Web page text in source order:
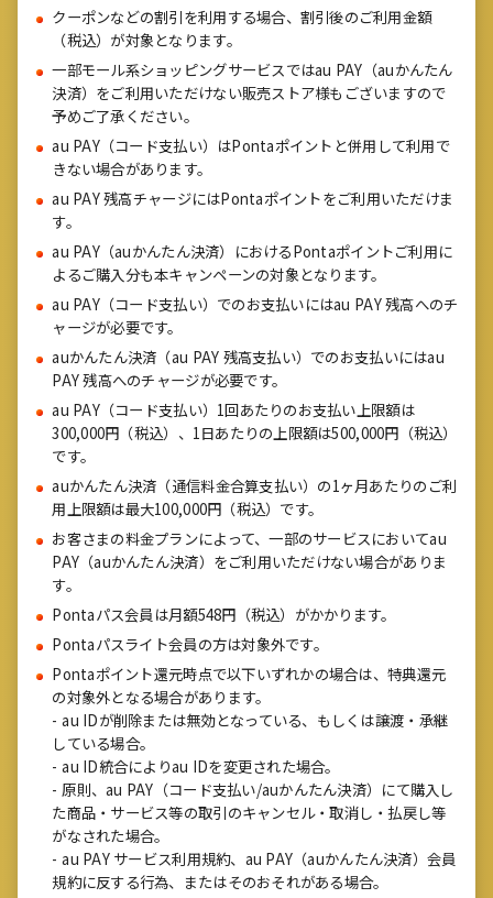
クーポンなどの割引を利用する場合、割引後のご利用金額
（税込）が対象となります。
一部モール系ショッピングサービスではau PAY（auかんたん
決済）をご利用いただけない販売ストア様もございますので
予めご了承ください。
au PAY（コード支払い）はPontaポイントと併用して利用で
きない場合があります。
au PAY 残高チャージにはPontaポイントをご利用いただけま
す。
au PAY（auかんたん決済）におけるPontaポイントご利用に
よるご購入分も本キャンペーンの対象となります。
au PAY（コード支払い）でのお支払いにはau PAY 残高へのチ
ャージが必要です。
auかんたん決済（au PAY 残高支払い）でのお支払いにはau
PAY 残高へのチャージが必要です。
au PAY（コード支払い）1回あたりのお支払い上限額は
300,000円（税込）、1日あたりの上限額は500,000円（税込）
です。
auかんたん決済（通信料金合算支払い）の1ヶ月あたりのご利
用上限額は最大100,000円（税込）です。
お客さまの料金プランによって、一部のサービスにおいてau
PAY（auかんたん決済）をご利用いただけない場合がありま
す。
Pontaパス会員は月額548円（税込）がかかります。
Pontaパスライト会員の方は対象外です。
Pontaポイント還元時点で以下いずれかの場合は、特典還元
の対象外となる場合があります。
au IDが削除または無効となっている、もしくは譲渡・承継
している場合。
au ID統合によりau IDを変更された場合。
原則、au PAY（コード支払い/auかんたん決済）にて購入し
た商品・サービス等の取引のキャンセル・取消し・払戻し等
がなされた場合。
au PAY サービス利用規約、au PAY（auかんたん決済）会員
規約に反する行為、またはそのおそれがある場合。